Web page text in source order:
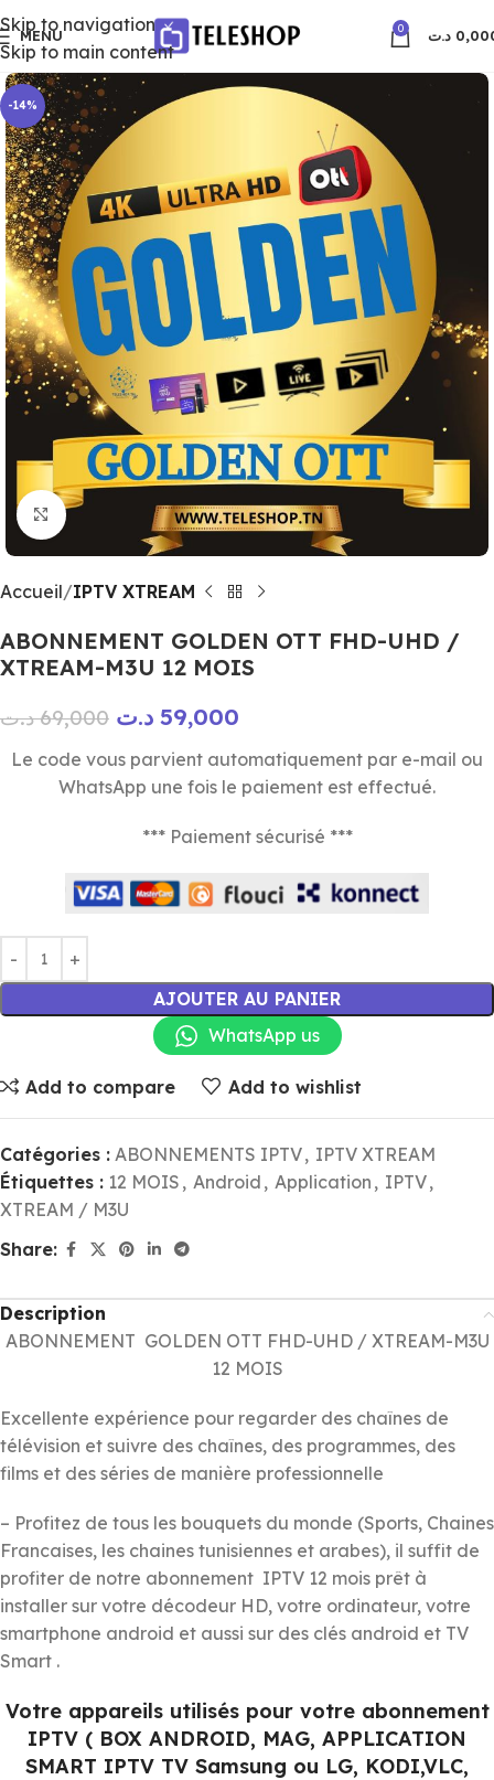
Skip to navigation
Skip to main content
MENU 0 د.ت
-14%
Click to enlarge
Accueil IPTV XTREAM
ABONNEMENT GOLDEN OTT FHD-UHD /
XTREAM-M3U 12 MOIS
69,000 د.ت 59,000 د.ت
Le code vous parvient automatiquement par e-mail ou
WhatsApp une fois le paiement est effectué.
*** Paiement sécurisé ***
AJOUTER AU PANIER
WhatsApp us
Add to compare Add to wishlist
Catégories : ABONNEMENTS IPTV, IPTV XTREAM
Étiquettes : 12 MOIS , Android , Application , IPTV,
XTREAM / M3U
Share:
Description
ABONNEMENT GOLDEN OTT FHD-UHD / XTREAM-M3U
12 MOIS
Excellente expérience pour regarder des chaînes de
télévision et suivre des chaînes, des programmes, des
films et des séries de manière professionnelle
– Profitez de tous les bouquets du monde (Sports, Chaines
Francaises, les chaines tunisiennes et arabes), il suffit de
profiter de notre abonnement IPTV 12 mois prêt à
installer sur votre décodeur HD, votre ordinateur, votre
smartphone android et aussi sur des clés android et TV
Smart .
Votre appareils utilisés pour votre abonnement
IPTV ( BOX ANDROID, MAG, APPLICATION
SMART IPTV TV Samsung ou LG, KODI,VLC,